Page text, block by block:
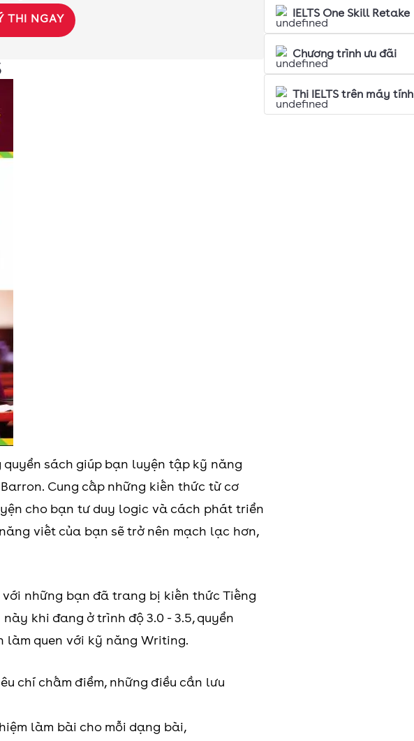
THI NGAY
quyển sách giúp bạn luyện tập kỹ năng
Cung cấp những kiến thức từ cơ
cho bạn tư duy logic và cách phát triển
viết của bạn sẽ trở nên mạch lạc hơn,
những bạn đã trang bị kiến thức Tiếng
khi đang ở trình độ 3.0 - 3.5, quyển
làm quen với kỹ năng Writing.
chí chấm điểm, những điều cần lưu
làm bài cho mỗi dạng bài,
IELTS One Skill Retake
Chương trình ưu đãi
Thi IELTS trên máy tính